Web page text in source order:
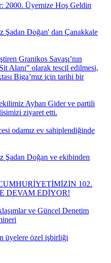
2000. Üyemize Hoş Geldin
Şadan Doğan' dan Çanakkale
Granikos Savaşı’nın
Alanı” olarak tescil edilmesi,
Biga’mız için tarihi bir
Ayhan Gider ve partili
ziyaret etti.
odamız ev sahiplendiğinde
Şadan Doğan ve ekibinden
102.
DEVAM EDİYOR!
ve Güncel Denetim
üyelere özel işbirliği